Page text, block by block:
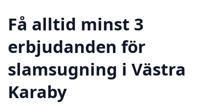
Få alltid minst 3
erbjudanden för
slamsugning i Västra
Karaby